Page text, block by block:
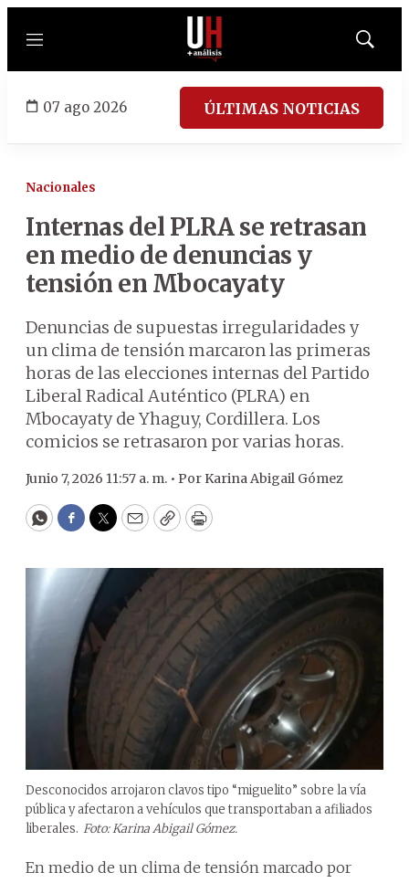
Menú
Mostrar
07 ago 2026 ÚLTIMAS NOTICIAS
Nacionales
Internas del PLRA se retrasan
en medio de denuncias y
tensión en Mbocayaty
Denuncias de supuestas irregularidades y
un clima de tensión marcaron las primeras
horas de las elecciones internas del Partido
Liberal Radical Auténtico (PLRA) en
Mbocayaty de Yhaguy, Cordillera. Los
comicios se retrasaron por varias horas.
Junio 7, 2026 11:57 a. m. • Por Karina Abigail Gómez
WhatsApp
Facebook
Twitter
EmailCopyPrint
Desconocidos arrojaron clavos tipo “miguelito” sobre la vía
pública y afectaron a vehículos que transportaban a afiliados
liberales. Foto: Karina Abigail Gómez.
En medio de un clima de tensión marcado por